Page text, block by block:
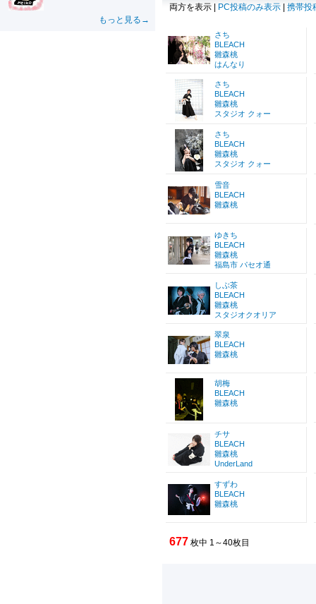
もっと見る→
両方を表示 | PC投稿のみ表示 携帯投
さち
BLEACH
雛森桃
はんなり
さち
BLEACH
雛森桃
スタジオ クォー
さち
BLEACH
雛森桃
スタジオ クォー
雪音
BLEACH
雛森桃
ゆきち
BLEACH
雛森桃
福島市 パセオ通
しぶ茶
BLEACH
雛森桃
スタジオクオリア
翠泉
BLEACH
雛森桃
胡梅
BLEACH
雛森桃
チサ
BLEACH
雛森桃
UnderLand
すずわ
BLEACH
雛森桃
677 枚中 1～40枚目